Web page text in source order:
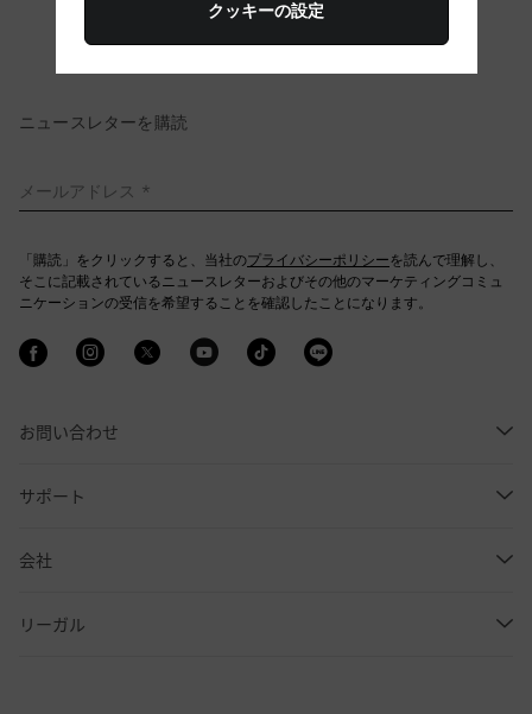
クッキーの設定
お問い合わせ
サポート
会社
リーガル
ニュースレターを購読
メールアドレス *
「購読」をクリックすると、当社のプライバシーポリシーを読んで理解し、
そこに記載されているニュースレターおよびその他のマーケティングコミュ
ニケーションの受信を希望することを確認したことになります。
フォローする facebook
フォローする instagram
フォローする twitter
フォローする youtube
フォローする